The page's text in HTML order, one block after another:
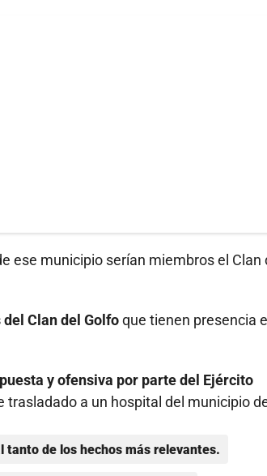
ese municipio serían miembros el Clan
Clan del Golfoque tienen presencia
y ofensiva por parte del Ejército
trasladado a un hospital del municipio
tanto de los hechos más relevantes.